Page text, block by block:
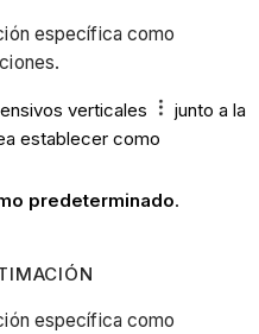
específica como
verticales
junto a la
establecer como
predeterminado.
específica como